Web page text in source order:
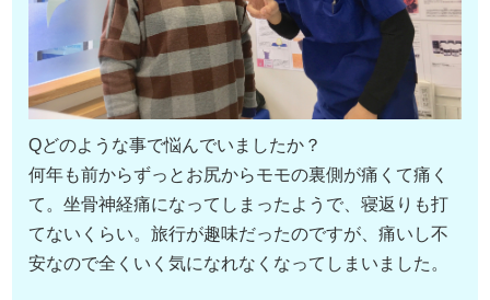
Qどのような事で悩んでいましたか？
何年も前からずっとお尻からモモの裏側が痛くて痛く
て。坐骨神経痛になってしまったようで、寝返りも打
てないくらい。旅行が趣味だったのですが、痛いし不
安なので全くいく気になれなくなってしまいました。